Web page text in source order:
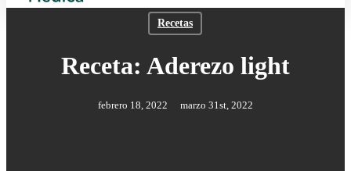
Recetas
Receta: Aderezo light
febrero 18, 2022 marzo 31st, 2022